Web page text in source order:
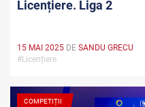
Licențiere. Liga 2
15 MAI 2025 DE SANDU GRECU
#Licențiere
COMPETIȚII